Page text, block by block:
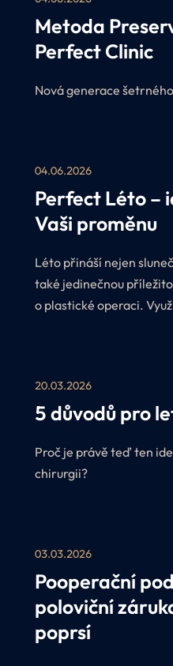
Metoda
Perfect Clinic
Nová generace
04.06.2026
Perfect Léto –
Vaši proměnu
Léto přináší nejen
také jedinečnou
o plastické operaci.
zvýhodněné ceny na
20.03.2026
5 důvodů pro
Proč je právě teď ten
chirurgii?
03.03.2026
Pooperační
poloviční
poprsí